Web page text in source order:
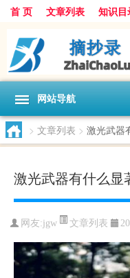
首 页 文章列表 知识目
网站导航
> 文章列表 > 激光武器
激光武器有什么显
网友:jgw 文章列表